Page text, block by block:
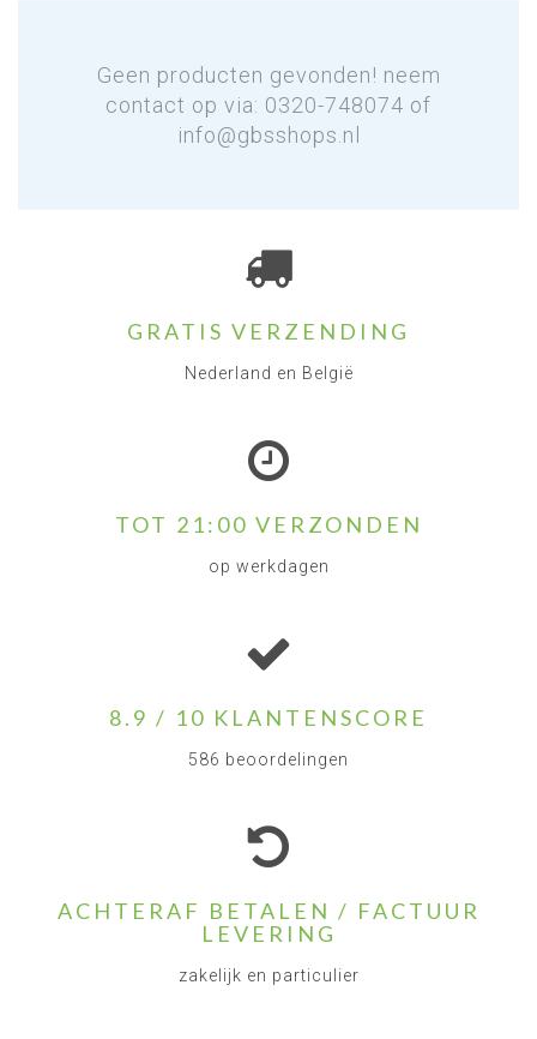
Geen producten gevonden! neem
contact op via: 0320-748074 of
info@gbsshops.nl
GRATIS VERZENDING
Nederland en België
TOT 21:00 VERZONDEN
op werkdagen
8.9 / 10 KLANTENSCORE
586 beoordelingen
ACHTERAF BETALEN / FACTUUR
LEVERING
zakelijk en particulier